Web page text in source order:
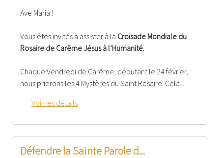
Ave Maria !
Vous êtes invités à assister à la Croisade Mondiale du
Rosaire de Carême Jésus à l’Humanité.
Chaque Vendredi de Carême, débutant le 24 février,
nous prierons les 4 Mystères du Saint Rosaire. Cela...
Voir les détails
Défendre la Sainte Parole d...